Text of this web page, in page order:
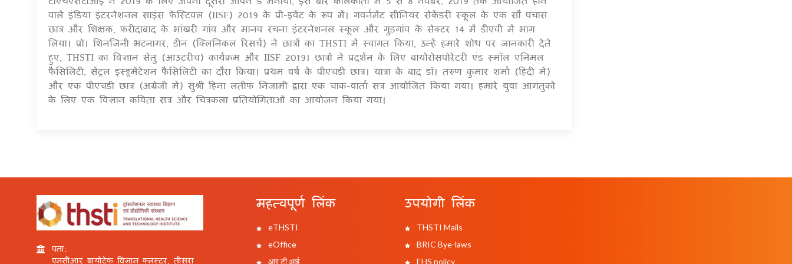
वाले इंडिया इंटरनेशनल साइंस फेस्टिवल (IISF) 2019 के प्री-इवेंट के रूप में। गवर्नमेंट सीनियर सेकेंडरी स्कूल के एक सौ पचास
छात्र और शिक्षक, फरीदाबाद के भांखरी गांव और मानव रचना इंटरनेशनल स्कूल और गुड़गांव के सेक्टर 14 में डीएवी में भाग
लिया। प्रो। शिनजिनी भटनागर, डीन (क्लिनिकल रिसर्च) ने छात्रों का THSTI में स्वागत किया, उन्हें हमारे शोध पर जानकारी देते
हुए, THSTI का विज्ञान सेतु (आउटरीच) कार्यक्रम और IISF 2019। छात्रों ने प्रदर्शन के लिए बायोरोसपोरेटरी एंड स्मॉल एनिमल
फैसिलिटी, सेंट्रल इंस्ट्रूमेंटेशन फैसिलिटी का दौरा किया। प्रथम वर्ष के पीएचडी छात्र। यात्रा के बाद डॉ। तरुण कुमार शर्मा (हिंदी में)
और एक पीएचडी छात्र (अंग्रेजी में) सुश्री हिना लतीफ निजामी द्वारा एक चाक-वार्ता सत्र आयोजित किया गया। हमारे युवा आगंतुकों
के लिए एक विज्ञान कविता सत्र और चित्रकला प्रतियोगिताओं का आयोजन किया गया।
पता:
एनसीआर बायोटेक विज्ञान क्लस्टर, तीसरा
महत्वपूर्ण लिंक
eTHSTI
eOffice
आर टी आई
उपयोगी लिंक
THSTI Mails
BRIC Bye-laws
EHS policy